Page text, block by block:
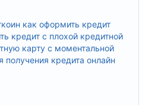
как оформить кредит
кредит с плохой кредитной
карту с моментальной
получения кредита онлайн